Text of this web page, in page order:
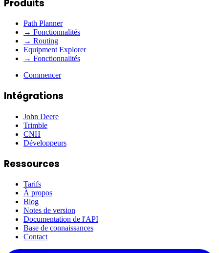
Produits
Path Planner
→ Fonctionnalités
→ Routing
Equipment Explorer
→ Fonctionnalités
Commencer
Intégrations
John Deere
Trimble
CNH
Développeurs
Ressources
Tarifs
À propos
Blog
Notes de version
Documentation de l'API
Base de connaissances
Contact